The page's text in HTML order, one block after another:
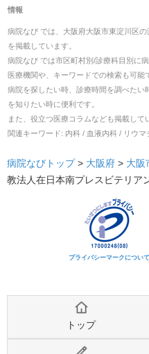
情報
病院なび では、 大阪府大阪市東淀川区の
を掲載しています。
病院なび では市区町村別/診療科目別に
医療機関や、キーワードでの検索も可能
病院を探したい時、診療時間を調べたい
を知りたい時に便利です。
また、役立つ医療コラムなども掲載して
関連キーワード: 内科 / 血液内科 / リウ
病院なびトップ > 大阪府 > 大阪
教法人在日本南プレスビテリア
プライバシーマークについて
トップ